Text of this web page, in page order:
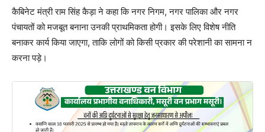
कैबिनेट मंत्री राम सिंह कैड़ा ने कहा कि नगर निगम, नगर पालिका और नगर
पंचायतों को मजबूत बनाना उनकी प्राथमिकता होगी। इसके लिए विशेष नीति
बनाकर कार्य किया जाएगा, ताकि लोगों को किसी प्रकार की परेशानी का सामना न
करना पड़े।